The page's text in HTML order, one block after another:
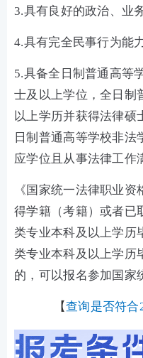
3.具有良好的政治、业
4.具有完全民事行为能
5.具备全日制普通高等
士及以上学位，全日制
以上学历并获得法律硕
日制普通高等学校非法
应学位且从事法律工作
《国家统一法律职业
得学籍（考籍）或者已
类专业本科及以上学历
类专业本科及以上学历
的，可以报名参加国家
【查询是否符合